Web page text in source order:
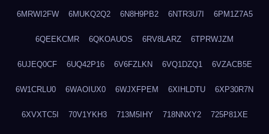
6MRWI2FW 6MUKQ2Q2 6N8H9PB2 6NTR3U7I 6PM1Z7A5
6QEEKCMR 6QKOAUOS 6RV8LARZ 6TPRWJZM
6UJEQ0CF 6UQ42P16 6V6FZLKN 6VQ1DZQ1 6VZACB5E
6W1CRLU0 6WAOIUX0 6WJXFPEM 6XIHLDTU 6XP30R7N
6XVXTC5I 70V1YKH3 713M5IHY 718NNXY2 725P81XE